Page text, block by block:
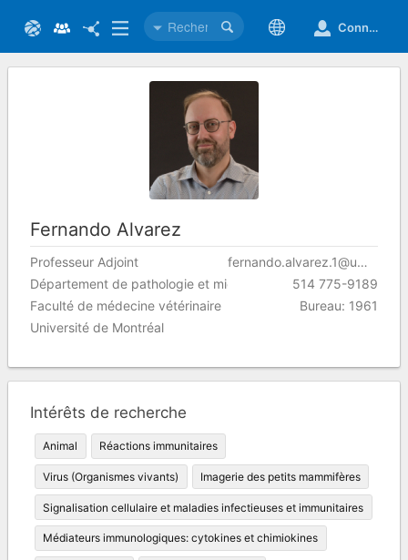
Connexion
Fernando Alvarez
Professeur Adjoint
Département de pathologie et microbiologie
Faculté de médecine vétérinaire
Université de Montréal
fernando.alvarez.1@umontreal.ca
514 775-9189
Bureau: 1961
Intérêts de recherche
Animal Réactions immunitaires
Virus (Organismes vivants) Imagerie des petits mammifères
Signalisation cellulaire et maladies infectieuses et immunitaires
Médiateurs immunologiques: cytokines et chimiokines